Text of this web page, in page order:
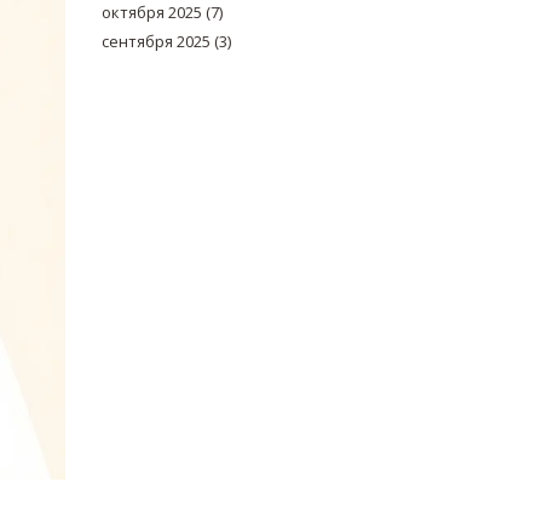
октября 2025 (7)
сентября 2025 (3)